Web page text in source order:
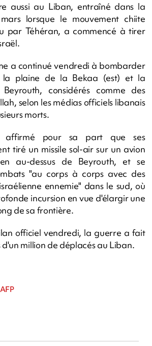
aussi au Liban, entraîné dans la
lorsque le mouvement chiite
par Téhéran, a commencé à tirer
a continué vendredi à bombarder
plaine de la Bekaa (est) et la
considérés comme des
selon les médias officiels libanais
morts.
affirmé pour sa part que ses
tiré un missile sol-air sur un avion
au-dessus de Beyrouth, et se
"au corps à corps avec des
ennemie" dans le sud, où
incursion en vue d'élargir une
de sa frontière.
officiel vendredi, la guerre a fait
d'un million de déplacés au Liban.